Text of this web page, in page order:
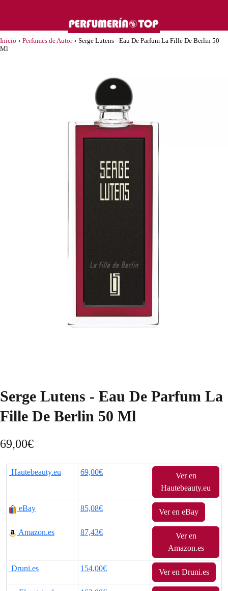
Inicio › Perfumes de Autor › Serge Lutens - Eau De Parfum La Fille De Berlin 50
Ml
Serge Lutens - Eau De Parfum La
Fille De Berlin 50 Ml
69,00€
Hautebeauty.eu 69,00€
Ver en
Hautebeauty.eu
eBay 85,08€ Ver en eBay
Amazon.es 87,43€
Ver en
Amazon.es
Druni.es 154,00€ Ver en Druni.es